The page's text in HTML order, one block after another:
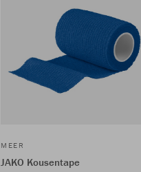
MEER
JAKO Kousentape